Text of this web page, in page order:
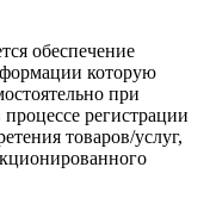
обеспечение
которую
при
регистрации
товаров/услуг,